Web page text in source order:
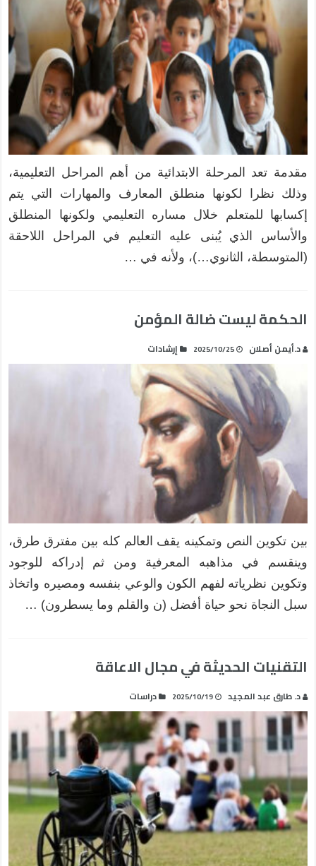
مقدمة تعد المرحلة الابتدائية من أهم المراحل التعليمية،
وذلك نظرا لكونها منطلق المعارف والمهارات التي يتم
إكسابها للمتعلم خلال مساره التعليمي ولكونها المنطلق
والأساس الذي يُبنى عليه التعليم في المراحل اللاحقة
(المتوسطة، الثانوي…)، ولأنه في …
الحكمة ليست ضالة المؤمن
د.أيمن أصلان 2025/10/25 إرشادات
بين تكوين النص وتمكينه يقف العالم كله بين مفترق طرق،
وينقسم في مذاهبه المعرفية ومن ثم إدراكه للوجود
وتكوين نظرياته لفهم الكون والوعي بنفسه ومصيره واتخاذ
سبل النجاة نحو حياة أفضل (ن والقلم وما يسطرون) …
التقنيات الحديثة في مجال الاعاقة
د. طارق عبد المجيد 2025/10/19 دراسات